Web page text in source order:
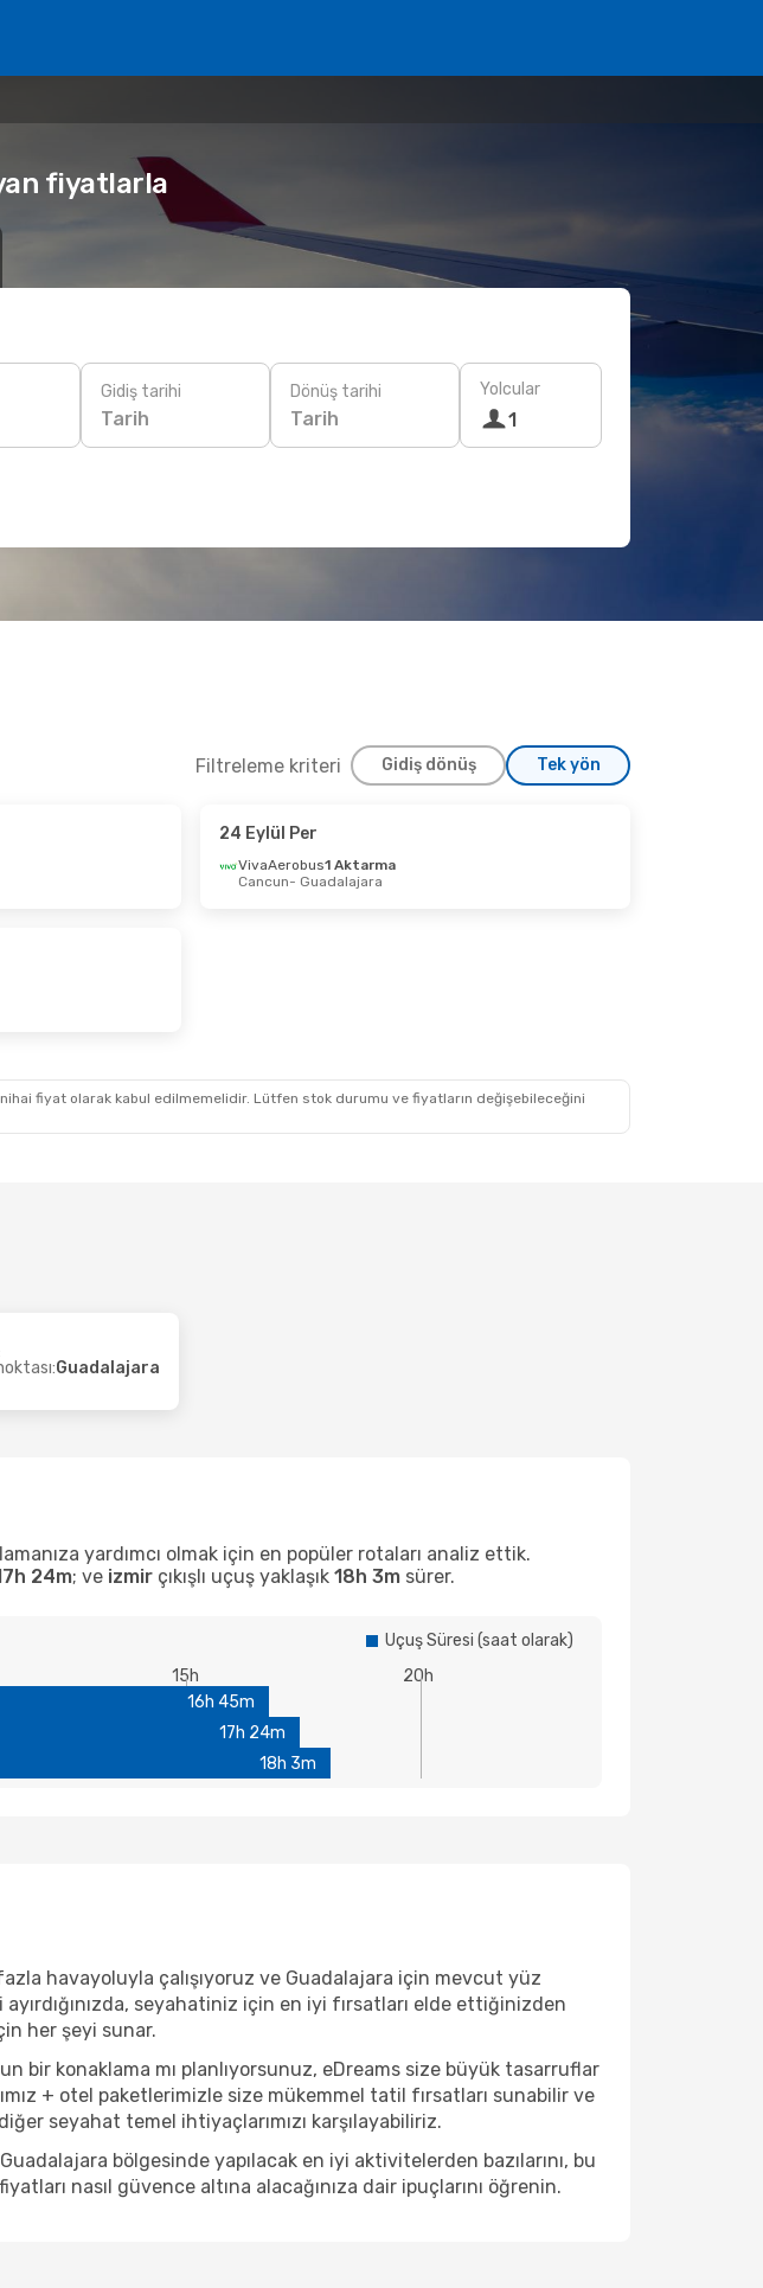
fiyatlarla
Gidiş tarihi
Tarih
Dönüş tarihi
Tarih
Yolcular
1
Filtreleme kriteri Gidiş dönüş Tek yön
24 Eylül Per
VivaAerobus1 Aktarma
Cancun- Guadalajara
fiyat olarak kabul edilmemelidir. Lütfen stok durumu ve fiyatların değişebileceğini
Guadalajara
yardımcı olmak için en popüler rotaları analiz ettik.
24m; ve izmir çıkışlı uçuş yaklaşık 18h 3m sürer.
Uçuş Süresi (saat olarak)
15h
20h
16h 45m
17h 24m
18h 3m
havayoluyla çalışıyoruz ve Guadalajara için mevcut yüz
seyahatiniz için en iyi fırsatları elde ettiğinizden
her şeyi sunar.
bir konaklama mı planlıyorsunuz, eDreams size büyük tasarruflar
+ otel paketlerimizle size mükemmel tatil fırsatları sunabilir ve
seyahat temel ihtiyaçlarımızı karşılayabiliriz.
bölgesinde yapılacak en iyi aktivitelerden bazılarını, bu
nasıl güvence altına alacağınıza dair ipuçlarını öğrenin.